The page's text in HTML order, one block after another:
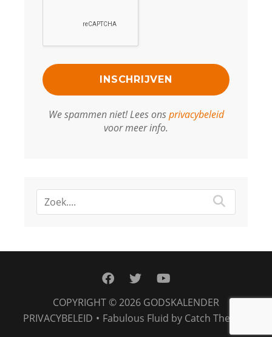
We spammen niet! Lees onsprivacybeleid
voor meer info.
facebook
twitteryoutube
COPYRIGHT © 2026 GODSKALENDER
PRIVACYBELEID • Fabulous Fluid by Catch Themes